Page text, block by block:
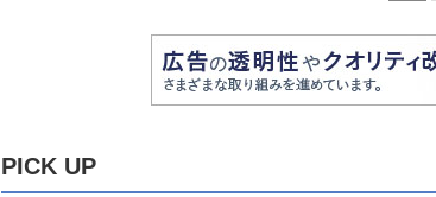
PICK UP